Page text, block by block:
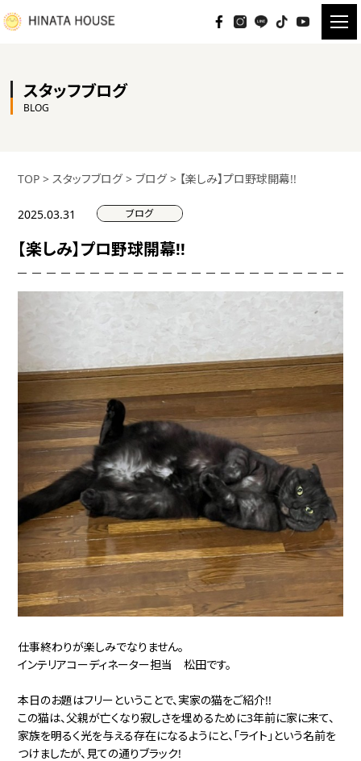
スタッフブログ
BLOG
TOP > スタッフブログ>ブログ> 【楽しみ】プロ野球開幕!!
2025.03.31 ブログ
【楽しみ】プロ野球開幕!!
仕事終わりが楽しみでなりません。
インテリアコーディネーター担当 松田です。
本日のお題はフリーということで、実家の猫をご紹介!!
この猫は、父親が亡くなり寂しさを埋めるために3年前に家に来て、
家族を明るく光を与える存在になるようにと、「ライト」という名前を
つけましたが、見ての通りブラック!